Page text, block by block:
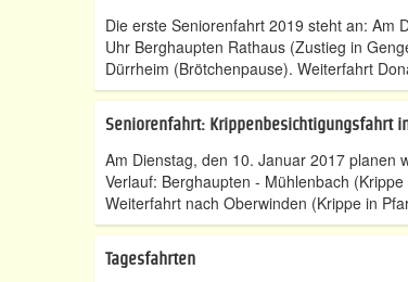
Die erste Seniorenfahrt 2019 steht an: Am
Uhr Berghaupten Rathaus (Zustieg in
Dürrheim (Brötchenpause). Weiterfahrt
Seniorenfahrt: Krippenbesichtigungsfahrt
Am Dienstag, den 10. Januar 2017 planen
Verlauf: Berghaupten - Mühlenbach
Weiterfahrt nach Oberwinden (Krippe in
Tagesfahrten